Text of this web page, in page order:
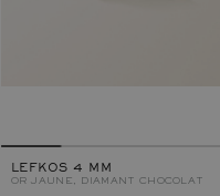
LEFKOS 4 MM
OR JAUNE, DIAMANT CHOCOLAT